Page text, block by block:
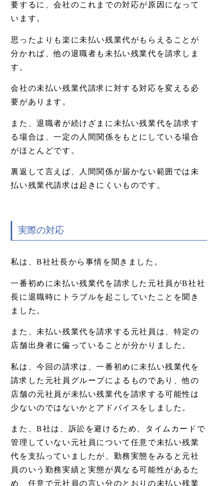
要するに、会社のこれまでの対応が原因になって
います。
思ったよりも楽に未払い残業代がもらえることが
分かれば、他の退職者も未払い残業代を請求しま
す。
会社の未払い残業代請求に対する対応を変える必
要があります。
また、退職者が続けざまに未払い残業代を請求す
る場合は、一定の人間関係をもとにしている場合
がほとんどです。
裏返して言えば、人間関係が届かない範囲では未
払い残業代請求は起きにくいものです。
実際の対応
私は、B社社長から事情を聞きました。
一番初めに未払い残業代を請求した元社員がB社社
長に退職時にトラブルを起こしていたことを聞き
ました。
また、未払い残業代を請求する元社員は、特定の
店舗出身者に偏っていることが分かりました。
私は、今回の請求は、一番初めに未払い残業代を
請求した元社員グループによるものであり、他の
店舗の元社員が未払い残業代を請求する可能性は
少ないのではないかとアドバイスをしました。
また、B社は、訴訟を避けるため、タイムカードで
管理していない元社員について任意で未払い残業
代を支払っていましたが、勤務実態をみると元社
員のいう勤務実績と実態が異なる可能性があるた
め、任意で元社員の言い分のとおりの未払い残業